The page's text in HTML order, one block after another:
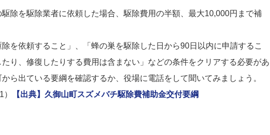
除を駆除業者に依頼した場合、駆除費用の半額、最大10,000円まで補
を依頼すること」、「蜂の巣を駆除した日から90日以内に申請するこ
り、修復したりする費用は含まない」などの条件をクリアする必要があ
ら出ている要綱を確認するか、役場に電話をして聞いてみましょう。
【出典】久御山町スズメバチ駆除費補助金交付要綱